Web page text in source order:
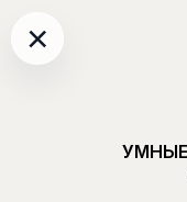
×
УМНЫЕ